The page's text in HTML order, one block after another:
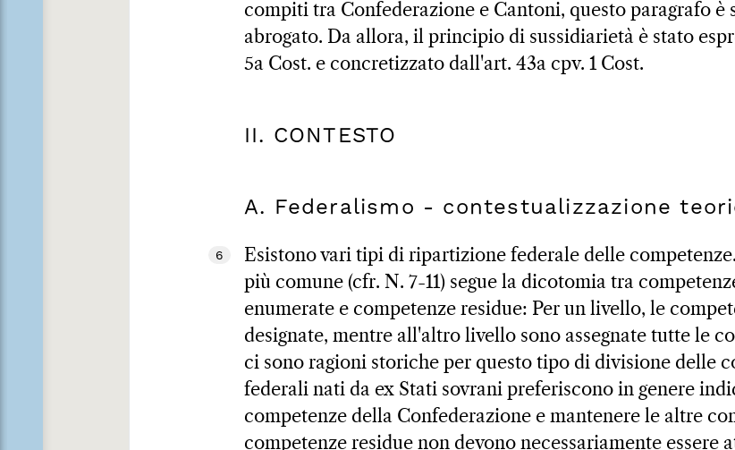
compiti tra Confederazione e Cantoni, questo paragrafo è
abrogato. Da allora, il principio di sussidiarietà è stato
5a Cost. e concretizzato dall'art. 43a cpv. 1 Cost.
II. CONTESTO
A. Federalismo - contestualizzazione
6
Esistono vari tipi di ripartizione federale delle
più comune (cfr. N. 7-11) segue la dicotomia tra
enumerate e competenze residue: Per un livello, le
designate, mentre all'altro livello sono assegnate tutte le
ci sono ragioni storiche per questo tipo di divisione delle
federali nati da ex Stati sovrani preferiscono in genere
competenze della Confederazione e mantenere le altre
competenze residue non devono necessariamente essere